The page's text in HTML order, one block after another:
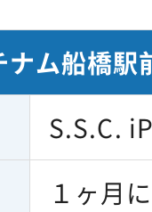
ナム船橋駅
S.S.C.
１ヶ月